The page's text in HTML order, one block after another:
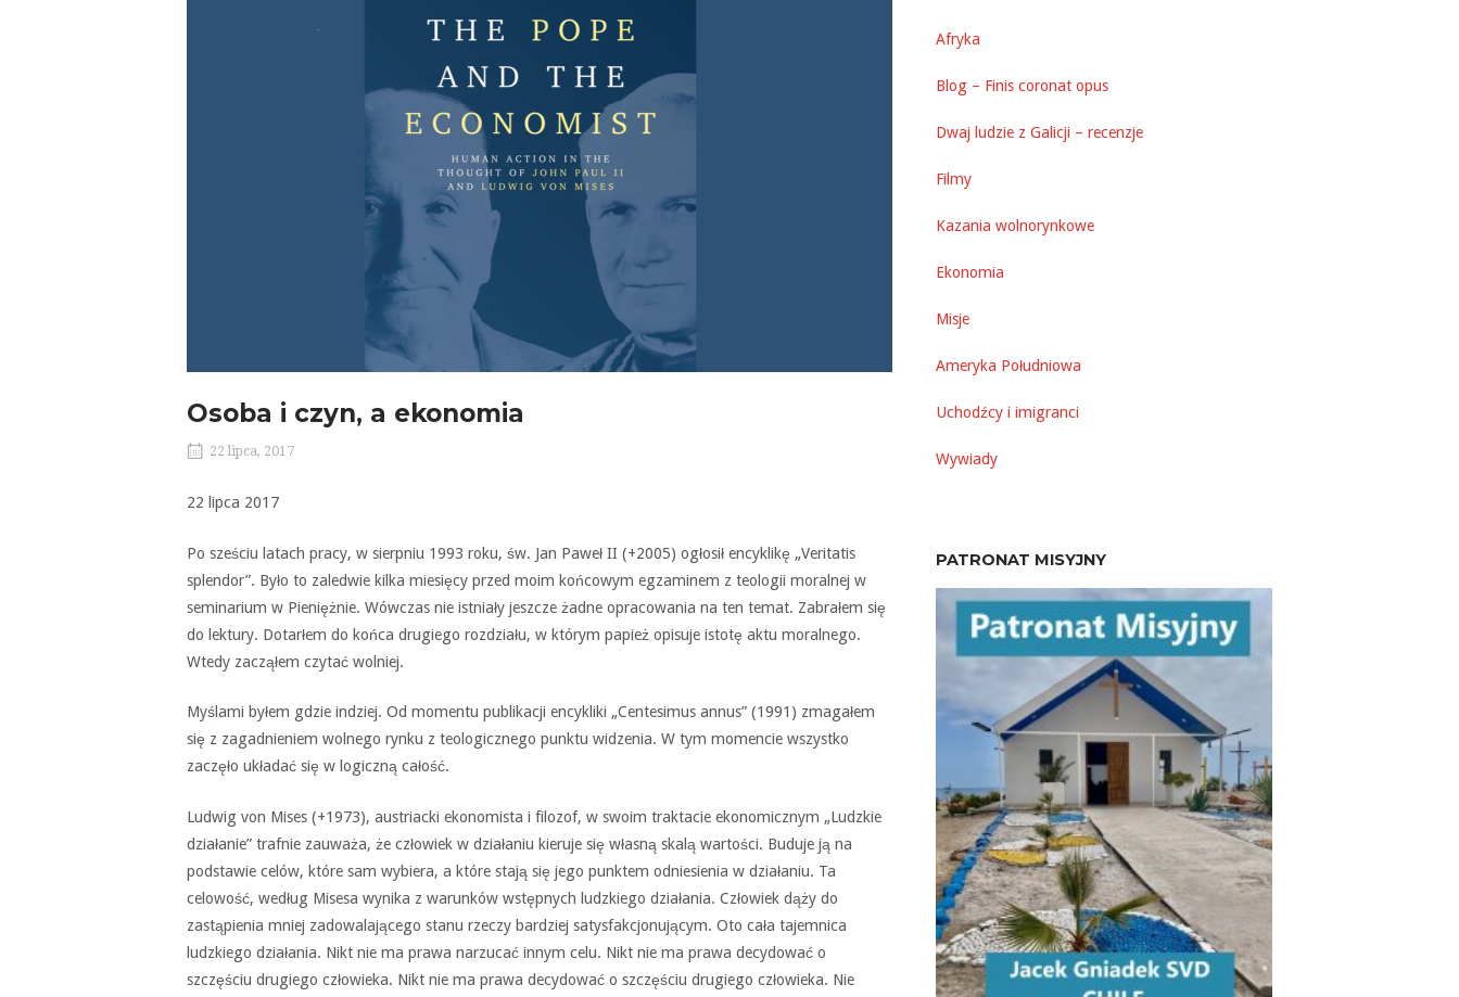
Osoba i czyn, a ekonomia
22 lipca, 2017
22 lipca 2017
Po sześciu latach pracy, w sierpniu 1993 roku, św. Jan Paweł II (+2005) ogłosił encyklikę „Veritatis
splendor”. Było to zaledwie kilka miesięcy przed moim końcowym egzaminem z teologii moralnej w
seminarium w Pieniężnie. Wówczas nie istniały jeszcze żadne opracowania na ten temat. Zabrałem się
do lektury. Dotarłem do końca drugiego rozdziału, w którym papież opisuje istotę aktu moralnego.
Wtedy zacząłem czytać wolniej.
Myślami byłem gdzie indziej. Od momentu publikacji encykliki „Centesimus annus” (1991) zmagałem
się z zagadnieniem wolnego rynku z teologicznego punktu widzenia. W tym momencie wszystko
zaczęło układać się w logiczną całość.
Ludwig von Mises (+1973), austriacki ekonomista i filozof, w swoim traktacie ekonomicznym „Ludzkie
działanie” trafnie zauważa, że człowiek w działaniu kieruje się własną skalą wartości. Buduje ją na
podstawie celów, które sam wybiera, a które stają się jego punktem odniesienia w działaniu. Ta
celowość, według Misesa wynika z warunków wstępnych ludzkiego działania. Człowiek dąży do
zastąpienia mniej zadowalającego stanu rzeczy bardziej satysfakcjonującym. Oto cała tajemnica
ludzkiego działania. Nikt nie ma prawa narzucać innym celu. Nikt nie ma prawa decydować o
szczęściu drugiego człowieka. Nikt nie ma prawa decydować o szczęściu drugiego człowieka. Nie
Afryka
Blog – Finis coronat opus
Dwaj ludzie z Galicji – recenzje
Filmy
Kazania wolnorynkowe
Ekonomia
Misje
Ameryka Południowa
Uchodźcy i imigranci
Wywiady
PATRONAT MISYJNY